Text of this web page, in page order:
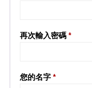
您的名字 *
再次輸入密碼 *